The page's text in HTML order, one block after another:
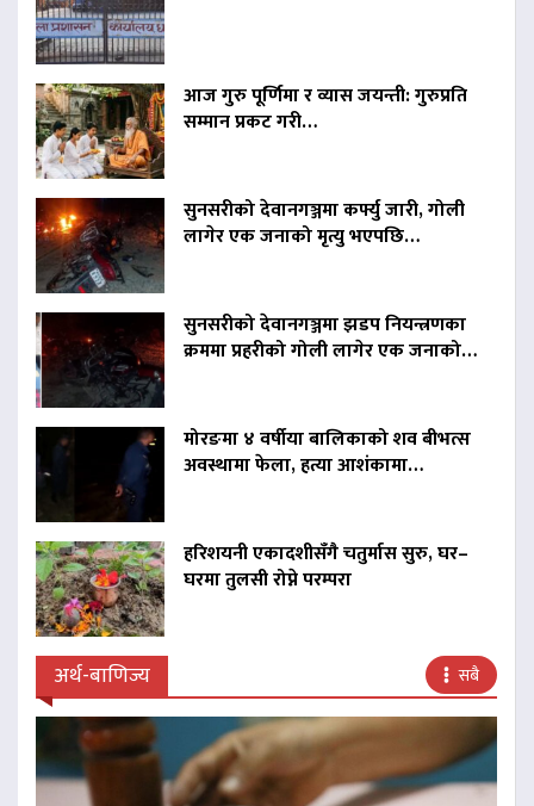
आज गुरु पूर्णिमा र व्यास जयन्ती: गुरुप्रति
सम्मान प्रकट गरी…
सुनसरीको देवानगञ्जमा कर्फ्यु जारी, गोली
लागेर एक जनाको मृत्यु भएपछि…
सुनसरीको देवानगञ्जमा झडप नियन्त्रणका
क्रममा प्रहरीको गोली लागेर एक जनाको…
मोरङमा ४ वर्षीया बालिकाको शव बीभत्स
अवस्थामा फेला, हत्या आशंकामा…
हरिशयनी एकादशीसँगै चतुर्मास सुरु, घर–
घरमा तुलसी रोप्ने परम्परा
अर्थ-बाणिज्य सबै